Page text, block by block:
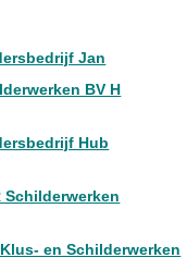
Jan
BV H
Hub
Schilderwerken
en Schilderwerken